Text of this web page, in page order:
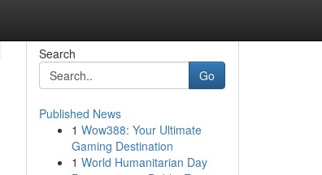
Search
Go
Published News
1 Wow388: Your Ultimate
Gaming Destination
1 World Humanitarian Day